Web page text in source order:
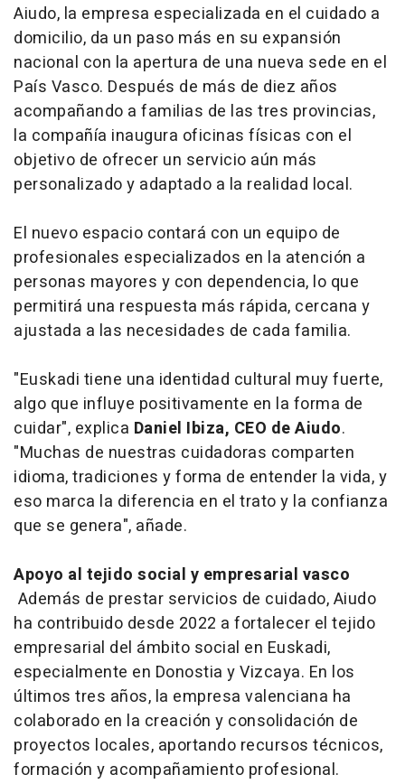
Aiudo, la empresa especializada en el cuidado a
domicilio, da un paso más en su expansión
nacional con la apertura de una nueva sede en el
País Vasco. Después de más de diez años
acompañando a familias de las tres provincias,
la compañía inaugura oficinas físicas con el
objetivo de ofrecer un servicio aún más
personalizado y adaptado a la realidad local.
El nuevo espacio contará con un equipo de
profesionales especializados en la atención a
personas mayores y con dependencia, lo que
permitirá una respuesta más rápida, cercana y
ajustada a las necesidades de cada familia.
"Euskadi tiene una identidad cultural muy fuerte,
algo que influye positivamente en la forma de
cuidar", explica Daniel Ibiza, CEO de Aiudo.
"Muchas de nuestras cuidadoras comparten
idioma, tradiciones y forma de entender la vida, y
eso marca la diferencia en el trato y la confianza
que se genera", añade.
Apoyo al tejido social y empresarial vasco
Además de prestar servicios de cuidado, Aiudo
ha contribuido desde 2022 a fortalecer el tejido
empresarial del ámbito social en Euskadi,
especialmente en Donostia y Vizcaya. En los
últimos tres años, la empresa valenciana ha
colaborado en la creación y consolidación de
proyectos locales, aportando recursos técnicos,
formación y acompañamiento profesional.